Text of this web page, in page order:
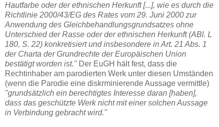
Hautfarbe oder der ethnischen Herkunft [...], wie es durch die
Richtlinie 2000/43/EG des Rates vom 29. Juni 2000 zur
Anwendung des Gleichbehandlungsgrundsatzes ohne
Unterschied der Rasse oder der ethnischen Herkunft (ABl. L
180, S. 22) konkretisiert und insbesondere in Art. 21 Abs. 1
der Charta der Grundrechte der Europäischen Union
bestätigt worden ist." Der EuGH hält fest, dass die
Rechtinhaber am parodierten Werk unter diesen Umständen
(wenn die Parodie eine diskrminierende Aussage vermittle)
"grundsätzlich ein berechtigtes Interesse daran [haben],
dass das geschützte Werk nicht mit einer solchen Aussage
in Verbindung gebracht wird."